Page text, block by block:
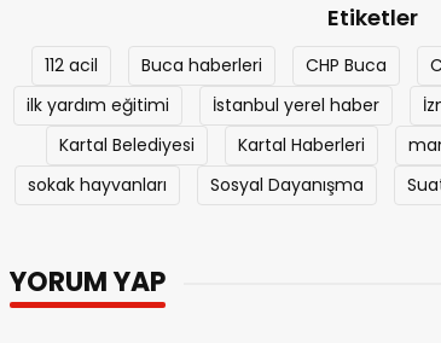
Etiketler
112 acil Buca haberleri CHP Buca
ilk yardım eğitimi
İstanbul yerel haber
Kartal Belediyesi
Kartal Haberleri
sokak hayvanları
Sosyal Dayanışma
YORUM YAP